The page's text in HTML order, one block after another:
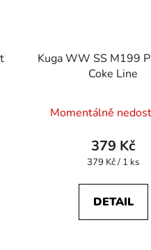
Kuga WW SS M199
Coke Line
Momentálně
379 Kč
Měrná
379 Kč / 1 ks
DETAIL